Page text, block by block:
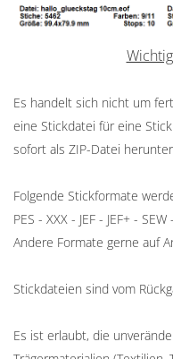
Es handelt sich nicht um
eine Stickdatei für eine
sofort als ZIP-Datei
Folgende Stickformate
PES - XXX - JEF - JEF+ -
Andere Formate gerne auf
Stickdateien sind vom
Es ist erlaubt, die